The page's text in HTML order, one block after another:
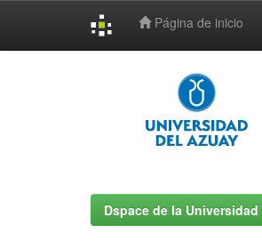
Página de inicio
Dspace de la